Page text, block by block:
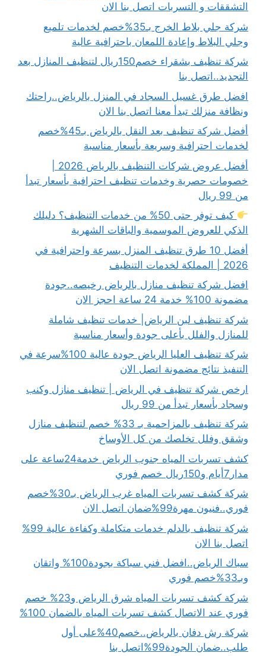
التشققات و التسربات اتصل بنا الان
شركة جلي بلاط الخرج بـ35%خصم لخدمات تلميع
وجلي البلاط وإعادة اللمعان باحترافية عالية
شركة تنظيف بشقراء خصم150ريال لتنظيف المنازل بعد
التجديد..اتصل بنا
افضل طرق غسيل السجاد في المنزل بالرياض..راحتك
ونظافة منزلك تبدأ معنا اتصل بنا الان
أفضل شركة تنظيف بعد النقل بالرياض بـ45%خصم
لخدمات احترافية وسريعة بأسعار مناسبة
خصومات حصرية وخدمات تنظيف احترافية بأسعار تبدأ
من 99 ريال
كيف توفر حتى 50% من خدمات التنظيف؟ دليلك
الذكي للعروض الموسمية والباقات الشهرية
أفضل 10 طرق تنظيف المنزل بسرعة واحترافية في
2026 | المملكة لخدمات التنظيف
افضل شركة تنظيف منازل بالرياض رخيصه..جودة
مضمونة 100% خدمة 24 ساعة احجز الان
شركة تنظيف لبن الرياض| خدمات تنظيف شاملة
للمنازل والفلل بأعلى جودة وأسعار مناسبة
شركة تنظيف العليا الرياض جودة عالية 100%سرعة في
التنفيذ نتائج مضمونة اتصل الان
ارخص شركة تنظيف في الرياض | تنظيف منازل وكنب
وسجاد بأسعار تبدأ من 99 ريال
شركة تنظيف بالمزاحمية بـ 33% خصم لتنظيف منازل
وشقق وفلل تخلصك من كل الأوساخ
كشف تسربات المياه جنوب الرياض خدمة24ساعة على
مدار7أيام و150ريال خصم فوري
شركة كشف تسربات المياه غرب الرياض بـ30%خصم
فوري..فنيون مهرة99%ضمان اتصل الان
شركة تنظيف بالدلم خدمات متكاملة وكفاءة عالية 99%
اتصل بنا الان
سباك الرياض..افضل فني سباكة بجودة100% واتقان
وبـ33%خصم فوري
شركة كشف تسربات المياه شرق الرياض و23% خصم
فوري عند الاتصال كشف تسربات المياه بالضمان 100%
شركة رش دفان بالرياض..خصم40%على أول
طلب..ضمان الجودة99%اتصل بنا